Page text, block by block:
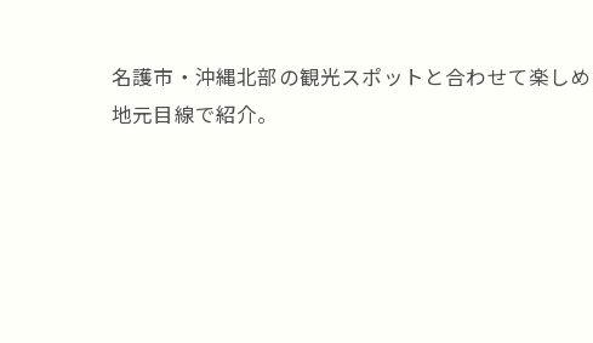
名護市・沖縄北部の観光スポットと合わせて楽し
地元目線で紹介。